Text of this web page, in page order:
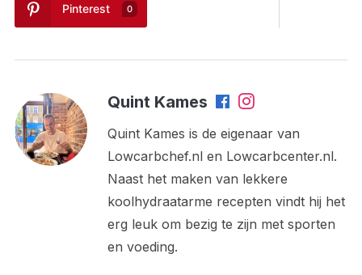
Pinterest 0
Quint Kames
Quint Kames is de eigenaar van
Lowcarbchef.nl en Lowcarbcenter.nl.
Naast het maken van lekkere
koolhydraatarme recepten vindt hij het
erg leuk om bezig te zijn met sporten
en voeding.